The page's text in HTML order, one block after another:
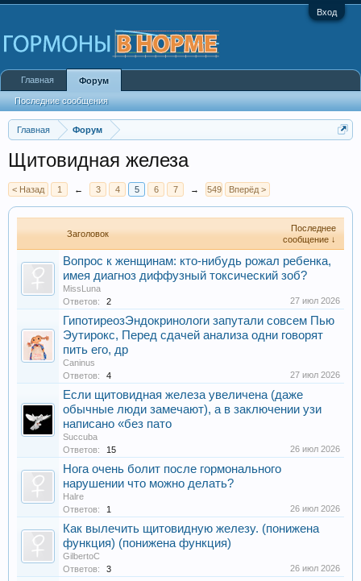
Вход
Главная Форум
Щитовидная железа
< Назад 1 ← 3 4 5 6 7 → 549 Вперёд >
Заголовок
Последнее
сообщение ↓
Вопрос к женщинам: кто-нибудь рожал ребенка,
имея диагноз диффузный токсический зоб?
MissLuna
Ответов:
2 27 июл 2026
ГипотиреозЭндокринологи запутали совсем Пью
Эутирокс, Перед сдачей анализа одни говорят
пить его, др
Caninus
Ответов:
4 27 июл 2026
Если щитовидная железа увеличена (даже
обычные люди замечают), а в заключении узи
написано «без пато
Succuba
Ответов:
15 26 июл 2026
Нога очень болит после гормонального
нарушении что можно делать?
Halre
Ответов:
1 26 июл 2026
Как вылечить щитовидную железу. (понижена
функция) (понижена функция)
GilbertoC
Ответов:
3 26 июл 2026
Главная Форум
Последние сообщения